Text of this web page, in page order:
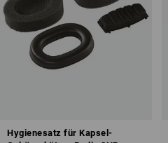
Hygienesatz für Kapsel-